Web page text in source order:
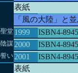
表紙
「風の大陸」と
堂1999 ISBN4-
謀 2000 ISBN4-
い2001
ISBN4-
表紙